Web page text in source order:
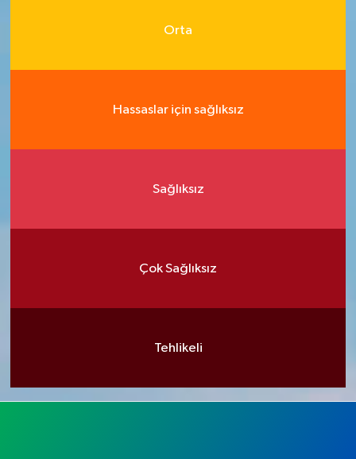
Orta
Hassaslar için sağlıksız
Sağlıksız
Çok Sağlıksız
Tehlikeli